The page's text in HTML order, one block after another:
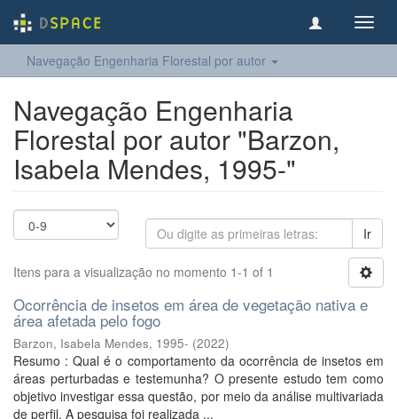
Navegação Engenharia Florestal por autor
Navegação Engenharia
Florestal por autor "Barzon,
Isabela Mendes, 1995-"
Ir
Itens para a visualização no momento 1-1 of 1
Ocorrência de insetos em área de vegetação nativa e
área afetada pelo fogo
Barzon, Isabela Mendes, 1995- (2022)
Resumo : Qual é o comportamento da ocorrência de insetos em
áreas perturbadas e testemunha? O presente estudo tem como
objetivo investigar essa questão, por meio da análise multivariada
de perfil. A pesquisa foi realizada ...